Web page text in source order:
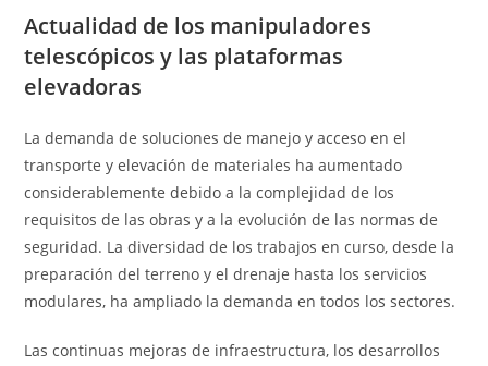
Actualidad de los manipuladores
telescópicos y las plataformas
elevadoras
La demanda de soluciones de manejo y acceso en el
transporte y elevación de materiales ha aumentado
considerablemente debido a la complejidad de los
requisitos de las obras y a la evolución de las normas de
seguridad. La diversidad de los trabajos en curso, desde la
preparación del terreno y el drenaje hasta los servicios
modulares, ha ampliado la demanda en todos los sectores.
Las continuas mejoras de infraestructura, los desarrollos